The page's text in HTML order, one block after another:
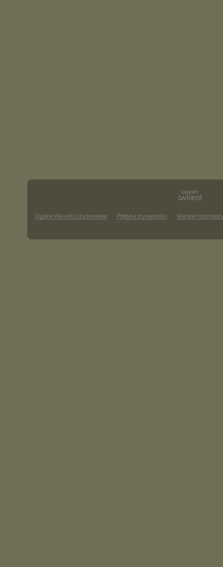
Ogólne Warunki Użytkowania Polityka prywatności Warunki